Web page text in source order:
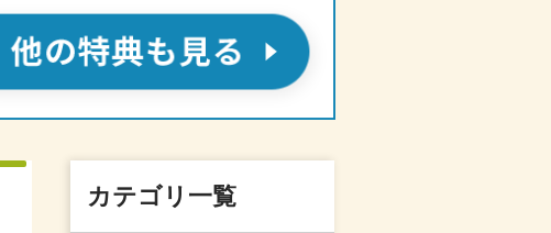
カテゴリ一覧